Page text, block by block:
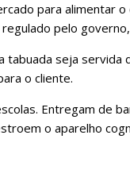
para alimentar
pelo
tabuada seja
o cliente.
Entregam de
o aparelho